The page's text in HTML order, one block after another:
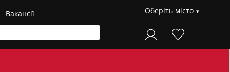
Вакансії Оберіть місто